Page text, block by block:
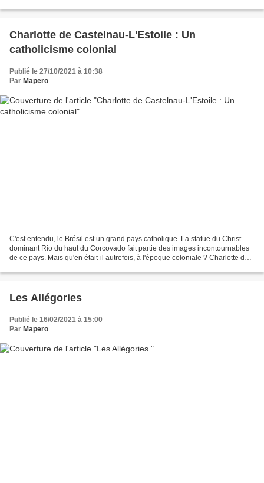
Charlotte de Castelnau-L'Estoile : Un
catholicisme colonial
Publié le 27/10/2021 à 10:38
Par Mapero
C'est entendu, le Brésil est un grand pays catholique. La statue du Christ
dominant Rio du haut du Corcovado fait partie des images incontournables
de ce pays. Mais qu'en était-il autrefois, à l'époque coloniale ? Charlotte de
Les Allégories
Publié le 16/02/2021 à 15:00
Par Mapero